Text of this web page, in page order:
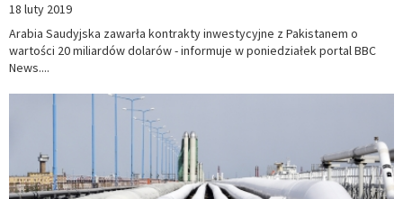
18 luty 2019
Arabia Saudyjska zawarła kontrakty inwestycyjne z Pakistanem o
wartości 20 miliardów dolarów - informuje w poniedziałek portal BBC
News....